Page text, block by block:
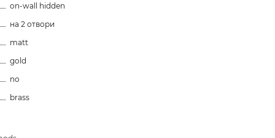
on-wall hidden
на 2 отвори
matt
gold
no
brass